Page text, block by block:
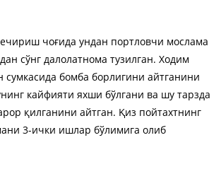
чоғида ундан портловчи мослама
сўнг далолатнома тузилган. Ходим
сумкасида бомба борлигини айтганини
кайфияти яхши бўлгани ва шу тарзда
қилганини айтган. Қиз пойтахтнинг
3-ички ишлар бўлимига олиб